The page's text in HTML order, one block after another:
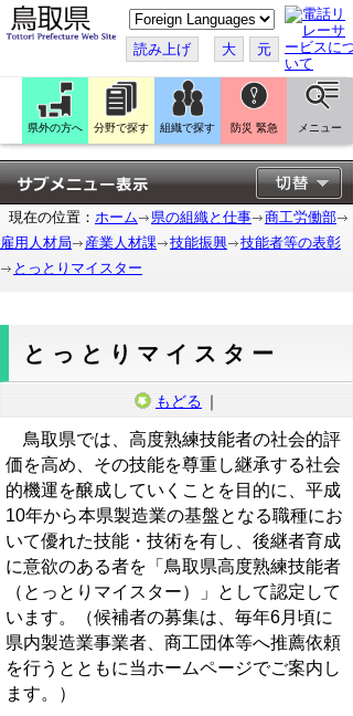
こ
の
ペ
ー
ジ
翻
訳
す
る
読み上げ 大 元
県外の方へ 分野で探す 組織で探す 防災 緊急 メニュー
現在の位置： ホーム 県の組織と仕事
商工労働部
雇用人材局
産業人材課 技能振興
技能者等の表彰
とっとりマイスター
とっとりマイスター
もどる ｜
鳥取県では、高度熟練技能者の社会的評
価を高め、その技能を尊重し継承する社会
的機運を醸成していくことを目的に、平成
10年から本県製造業の基盤となる職種にお
いて優れた技能・技術を有し、後継者育成
に意欲のある者を「鳥取県高度熟練技能者
（とっとりマイスター）」として認定して
います。（候補者の募集は、毎年6月頃に
県内製造業事業者、商工団体等へ推薦依頼
を行うとともに当ホームページでご案内し
ます。）